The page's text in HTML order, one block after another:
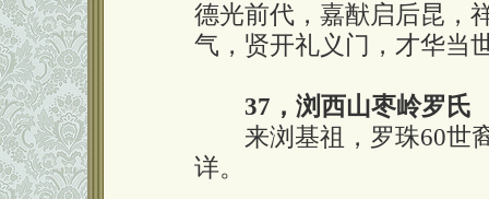
德光前代，嘉猷启后昆，
气，贤开礼义门，才华当
37，浏西山枣岭罗氏
来浏基祖，罗珠60世裔
详。